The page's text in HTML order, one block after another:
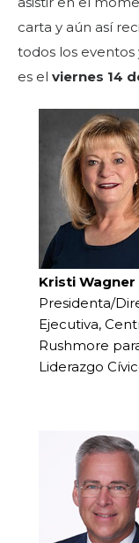
carta y aún así
todos los
es el viernes 14
Kristi Wagner
Presidenta/
Ejecutiva,
Rushmore
Liderazgo